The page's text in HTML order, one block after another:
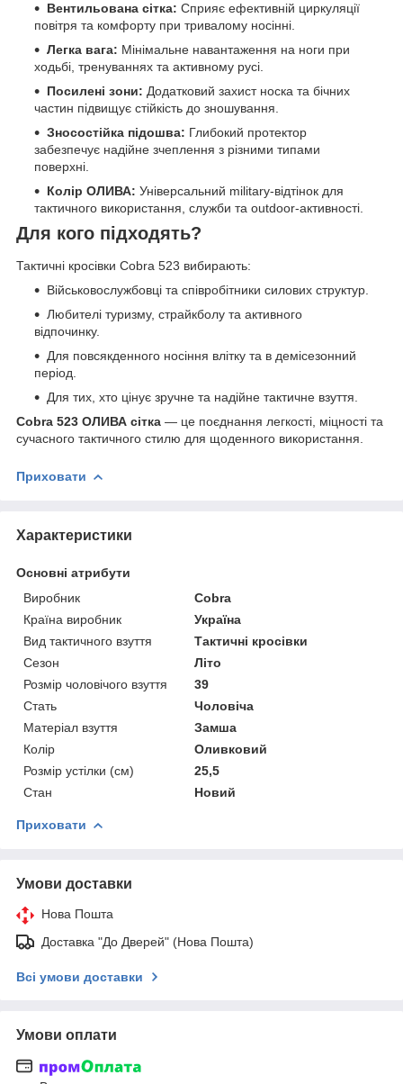
Вентильована сітка: Сприяє ефективній циркуляції
повітря та комфорту при тривалому носінні.
Легка вага: Мінімальне навантаження на ноги при
ходьбі, тренуваннях та активному русі.
Посилені зони: Додатковий захист носка та бічних
частин підвищує стійкість до зношування.
Зносостійка підошва: Глибокий протектор
забезпечує надійне зчеплення з різними типами
поверхні.
Колір ОЛИВА: Універсальний military-відтінок для
тактичного використання, служби та outdoor-активності.
Для кого підходять?
Тактичні кросівки Cobra 523 вибирають:
Військовослужбовці та співробітники силових структур.
Любителі туризму, страйкболу та активного
відпочинку.
Для повсякденного носіння влітку та в демісезонний
період.
Для тих, хто цінує зручне та надійне тактичне взуття.
Cobra 523 ОЛИВА сітка — це поєднання легкості, міцності та
сучасного тактичного стилю для щоденного використання.
Приховати
Характеристики
Основні атрибути
Виробник
Cobra
Країна виробник
Україна
Вид тактичного взуття
Тактичні кросівки
Сезон
Літо
Розмір чоловічого взуття
39
Стать
Чоловіча
Матеріал взуття
Замша
Колір
Оливковий
Розмір устілки (см)
25,5
Стан
Новий
Приховати
Умови доставки
Нова Пошта
Доставка "До Дверей" (Нова Пошта)
Всі умови доставки
Умови оплати